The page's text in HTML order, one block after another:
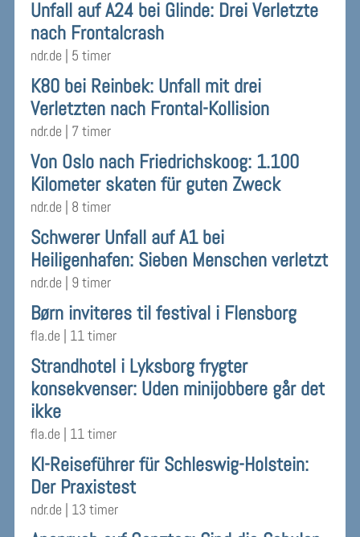
Unfall auf A24 bei Glinde: Drei Verletzte
nach Frontalcrash
ndr.de | 5 timer
K80 bei Reinbek: Unfall mit drei
Verletzten nach Frontal-Kollision
ndr.de | 7 timer
Von Oslo nach Friedrichskoog: 1.100
Kilometer skaten für guten Zweck
ndr.de | 8 timer
Schwerer Unfall auf A1 bei
Heiligenhafen: Sieben Menschen verletzt
ndr.de | 9 timer
Børn inviteres til festival i Flensborg
fla.de | 11 timer
Strandhotel i Lyksborg frygter
konsekvenser: Uden minijobbere går det
ikke
fla.de | 11 timer
KI-Reiseführer für Schleswig-Holstein:
Der Praxistest
ndr.de | 13 timer